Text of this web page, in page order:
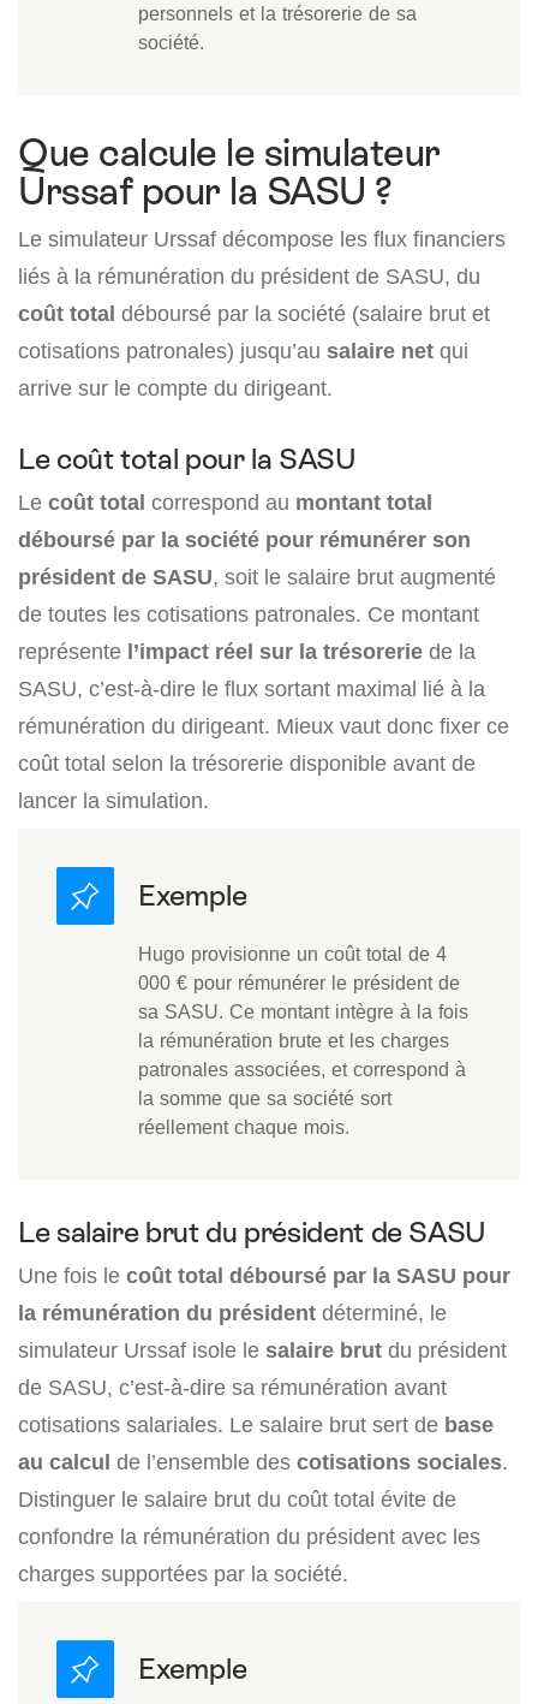
personnels et la trésorerie de sa
société.
Que calcule le simulateur
Urssaf pour la SASU ?
Le simulateur Urssaf décompose les flux financiers
liés à la rémunération du président de SASU, du
coût total déboursé par la société (salaire brut et
cotisations patronales) jusqu’au salaire net qui
arrive sur le compte du dirigeant.
Le coût total pour la SASU
Le coût total correspond au montant total
déboursé par la société pour rémunérer son
président de SASU, soit le salaire brut augmenté
de toutes les cotisations patronales. Ce montant
représente l’impact réel sur la trésorerie de la
SASU, c’est-à-dire le flux sortant maximal lié à la
rémunération du dirigeant. Mieux vaut donc fixer ce
coût total selon la trésorerie disponible avant de
lancer la simulation.
Hugo provisionne un coût total de 4
000 € pour rémunérer le président de
sa SASU. Ce montant intègre à la fois
la rémunération brute et les charges
patronales associées, et correspond à
la somme que sa société sort
réellement chaque mois.
Le salaire brut du président de SASU
Une fois le coût total déboursé par la SASU pour
la rémunération du président déterminé, le
simulateur Urssaf isole le salaire brut du président
de SASU, c’est-à-dire sa rémunération avant
cotisations salariales. Le salaire brut sert de base
au calcul de l’ensemble des cotisations sociales.
Distinguer le salaire brut du coût total évite de
confondre la rémunération du président avec les
charges supportées par la société.